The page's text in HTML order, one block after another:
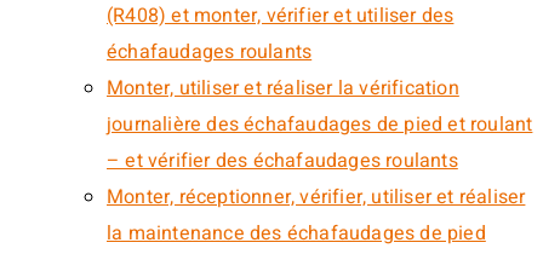
(R408) et monter, vérifier et utiliser des
échafaudages roulants
Monter, utiliser et réaliser la vérification
journalière des échafaudages de pied et roulant
– et vérifier des échafaudages roulants
Monter, réceptionner, vérifier, utiliser et réaliser
la maintenance des échafaudages de pied